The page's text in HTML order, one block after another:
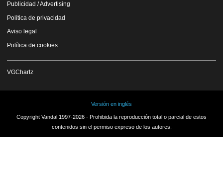
Publicidad / Advertising
Política de privacidad
Aviso legal
Política de cookies
VGChartz
Versión en inglés
Copyright Vandal 1997-2026 - Prohibida la reproducción total o parcial de estos
contenidos sin el permiso expreso de los autores.